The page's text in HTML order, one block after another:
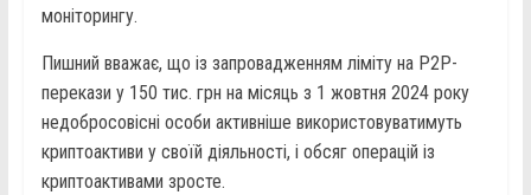
моніторингу.
Пишний вважає, що із запровадженням ліміту на P2P-
перекази у 150 тис. грн на місяць з 1 жовтня 2024 року
недобросовісні особи активніше використовуватимуть
криптоактиви у своїй діяльності, і обсяг операцій із
криптоактивами зросте.